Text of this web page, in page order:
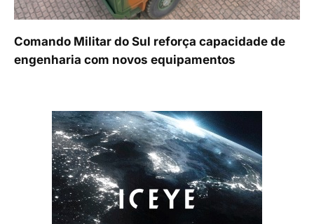
Comando Militar do Sul reforça capacidade de
engenharia com novos equipamentos